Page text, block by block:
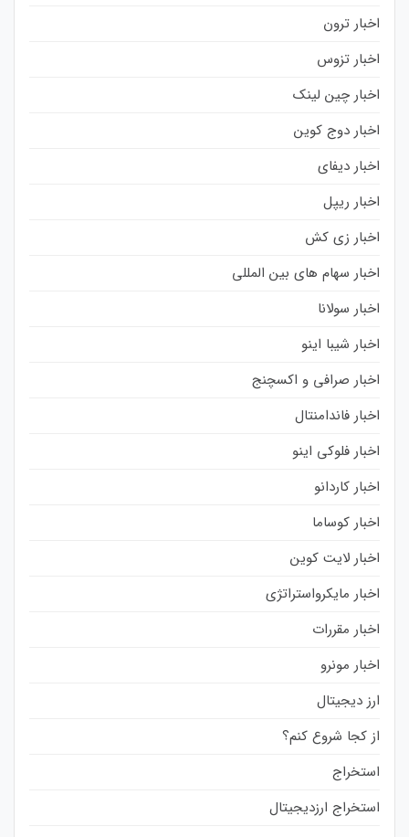
اخبار ترون
اخبار تزوس
اخبار چین لینک
اخبار دوج کوین
اخبار دیفای
اخبار ریپل
اخبار زی کش
اخبار سهام های بین المللی
اخبار سولانا
اخبار شیبا اینو
اخبار صرافی و اکسچنج
اخبار فاندامنتال
اخبار فلوکی اینو
اخبار کاردانو
اخبار کوساما
اخبار لایت کوین
اخبار مایکرواستراتژی
اخبار مقررات
اخبار مونرو
ارز دیجیتال
از کجا شروع کنم؟
استخراج
استخراج ارزدیجیتال